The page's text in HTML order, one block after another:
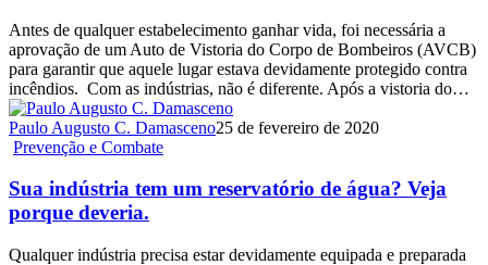
Antes de qualquer estabelecimento ganhar vida, foi necessária a
aprovação de um Auto de Vistoria do Corpo de Bombeiros (AVCB)
para garantir que aquele lugar estava devidamente protegido contra
incêndios. Com as indústrias, não é diferente. Após a vistoria do…
Paulo Augusto C. Damasceno25 de fevereiro de 2020
Prevenção e Combate
Sua indústria tem um reservatório de água? Veja
porque deveria.
Qualquer indústria precisa estar devidamente equipada e preparada